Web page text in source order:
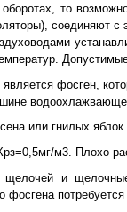
оборотах, то
соединяют с
фосген,
или гнилых
м3. Плохо
щелочей и
фосгена